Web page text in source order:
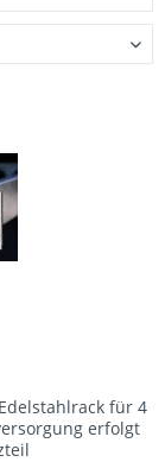
für 4
erfolgt